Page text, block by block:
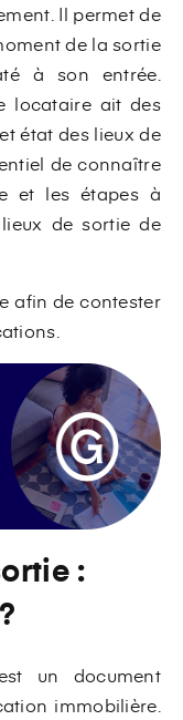
Il permet de
de la sortie
à son entrée.
locataire ait des
état des lieux de
de connaître
et les étapes à
de sortie de
afin de contester
:
un document
immobilière.